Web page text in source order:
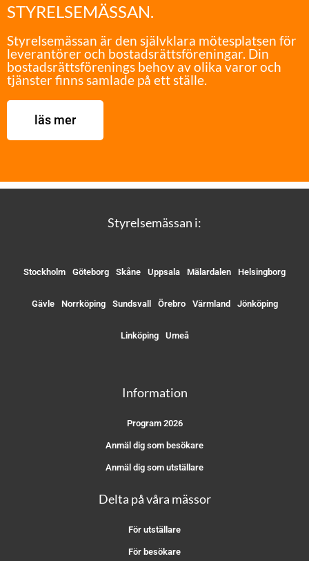
STYRELSEMÄSSAN.
Styrelsemässan är den självklara mötesplatsen för
leverantörer och bostadsrättsföreningar. Din
bostadsrättsförenings behov av olika varor och
tjänster finns samlade på ett ställe.
läs mer
Styrelsemässan i:
Stockholm Göteborg Skåne Uppsala Mälardalen Helsingborg
Gävle Norrköping Sundsvall Örebro Värmland Jönköping
Linköping Umeå
Information
Program 2026
Anmäl dig som besökare
Anmäl dig som utställare
Delta på våra mässor
För utställare
För besökare